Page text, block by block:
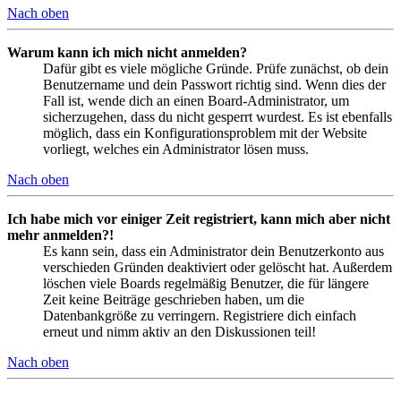
Nach oben
Warum kann ich mich nicht anmelden?
Dafür gibt es viele mögliche Gründe. Prüfe zunächst, ob dein
Benutzername und dein Passwort richtig sind. Wenn dies der
Fall ist, wende dich an einen Board-Administrator, um
sicherzugehen, dass du nicht gesperrt wurdest. Es ist ebenfalls
möglich, dass ein Konfigurationsproblem mit der Website
vorliegt, welches ein Administrator lösen muss.
Nach oben
Ich habe mich vor einiger Zeit registriert, kann mich aber nicht
mehr anmelden?!
Es kann sein, dass ein Administrator dein Benutzerkonto aus
verschieden Gründen deaktiviert oder gelöscht hat. Außerdem
löschen viele Boards regelmäßig Benutzer, die für längere
Zeit keine Beiträge geschrieben haben, um die
Datenbankgröße zu verringern. Registriere dich einfach
erneut und nimm aktiv an den Diskussionen teil!
Nach oben